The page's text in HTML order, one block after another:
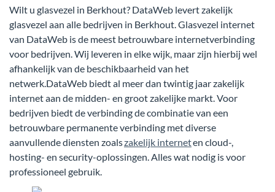
Wilt u glasvezel in Berkhout? DataWeb levert zakelijk
glasvezel aan alle bedrijven in Berkhout. Glasvezel internet
van DataWeb is de meest betrouwbare internetverbinding
voor bedrijven. Wij leveren in elke wijk, maar zijn hierbij wel
afhankelijk van de beschikbaarheid van het
netwerk.DataWeb biedt al meer dan twintig jaar zakelijk
internet aan de midden- en groot zakelijke markt. Voor
bedrijven biedt de verbinding de combinatie van een
betrouwbare permanente verbinding met diverse
aanvullende diensten zoalszakelijk interneten cloud-,
hosting- en security-oplossingen. Alles wat nodig is voor
professioneel gebruik.